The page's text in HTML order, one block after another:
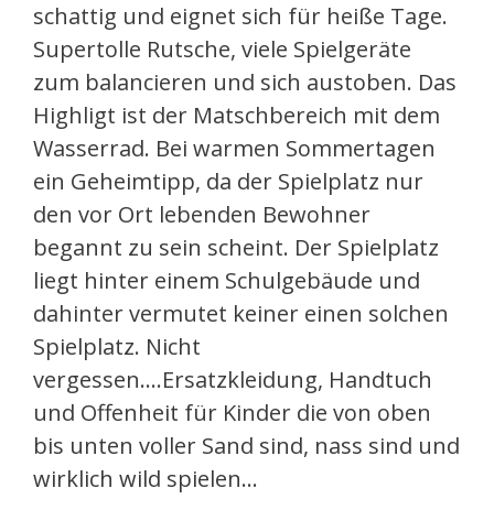
schattig und eignet sich für heiße Tage.
Supertolle Rutsche, viele Spielgeräte
zum balancieren und sich austoben. Das
Highligt ist der Matschbereich mit dem
Wasserrad. Bei warmen Sommertagen
ein Geheimtipp, da der Spielplatz nur
den vor Ort lebenden Bewohner
begannt zu sein scheint. Der Spielplatz
liegt hinter einem Schulgebäude und
dahinter vermutet keiner einen solchen
Spielplatz. Nicht
vergessen….Ersatzkleidung, Handtuch
und Offenheit für Kinder die von oben
bis unten voller Sand sind, nass sind und
wirklich wild spielen…